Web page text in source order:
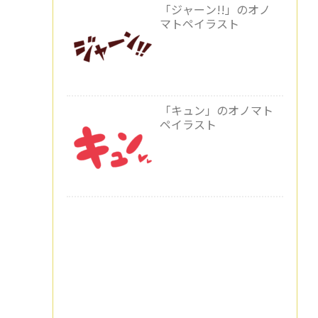
「ジャーン!!」のオノ
マトペイラスト
「キュン」のオノマト
ペイラスト